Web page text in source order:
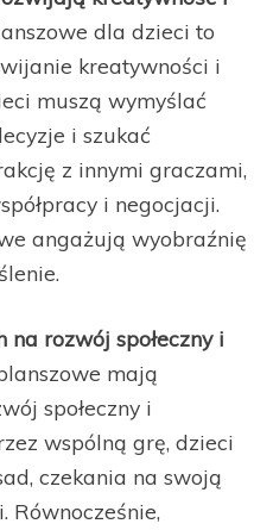
dla dzieci to
kreatywności i
muszą wymyślać
i szukać
z innymi graczami,
i negocjacji.
angażują wyobraźnię
rozwój społeczny i
mają
społeczny i
wspólną grę, dzieci
czekania na swoją
Równocześnie,